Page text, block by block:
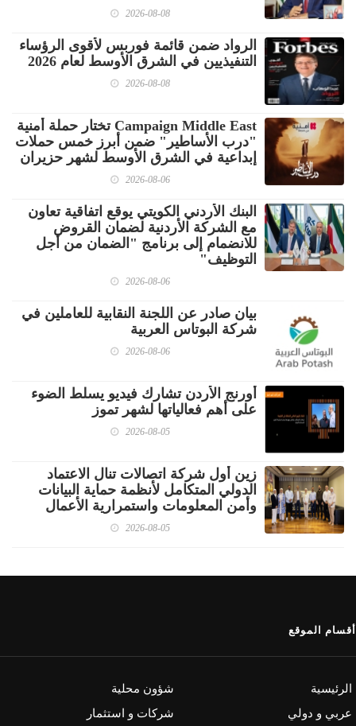
2026-08-08
الرواد ضمن قائمة فوربس لأقوى الرؤساء
التنفيذيين في الشرق الأوسط لعام 2026
2026-08-08
Campaign Middle East تختار حملة أمنية
"درب الأساطير" ضمن أبرز خمس حملات
إبداعية في الشرق الأوسط لشهر حزيران
2026-08-06
البنك الأردني الكويتي يوقع اتفاقية تعاون
مع الشركة الأردنية لضمان القروض
للانضمام إلى برنامج "الضمان من أجل
التوظيف"
2026-08-06
بيان صادر عن اللجنة النقابية للعاملين في
شركة البوتاس العربية
2026-08-06
أورنج الأردن تشارك فيديو يسلط الضوء
على أهم فعالياتها لشهر تموز
2026-08-05
زين أول شركة اتصالات تنال الاعتماد
الدولي المتكامل لأنظمة حماية البيانات
وأمن المعلومات واستمرارية الأعمال
2026-08-05
أقسام الموقع
الرئيسية
شؤون محلية
عربي و دولي
شركات و استثمار